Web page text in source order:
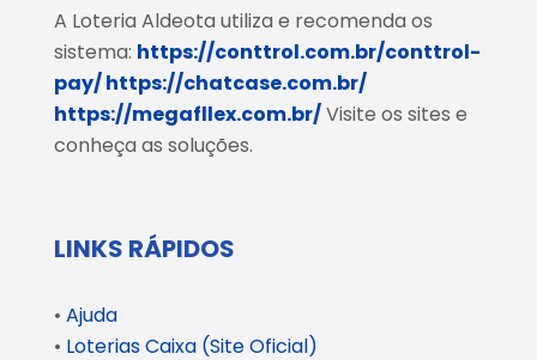
A Loteria Aldeota utiliza e recomenda os
sistema: https://conttrol.com.br/conttrol-
pay/https://chatcase.com.br/
https://megafllex.com.br/Visite os sites e
conheça as soluções.
LINKS RÁPIDOS
• Ajuda
• Loterias Caixa (Site Oficial)